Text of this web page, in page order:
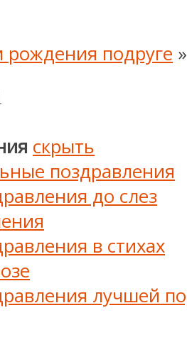
подруге »
скрыть
поздравления
до слез
в стихах
лучшей